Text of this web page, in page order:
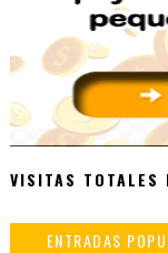
VISITAS TOTALES
ENTRADAS